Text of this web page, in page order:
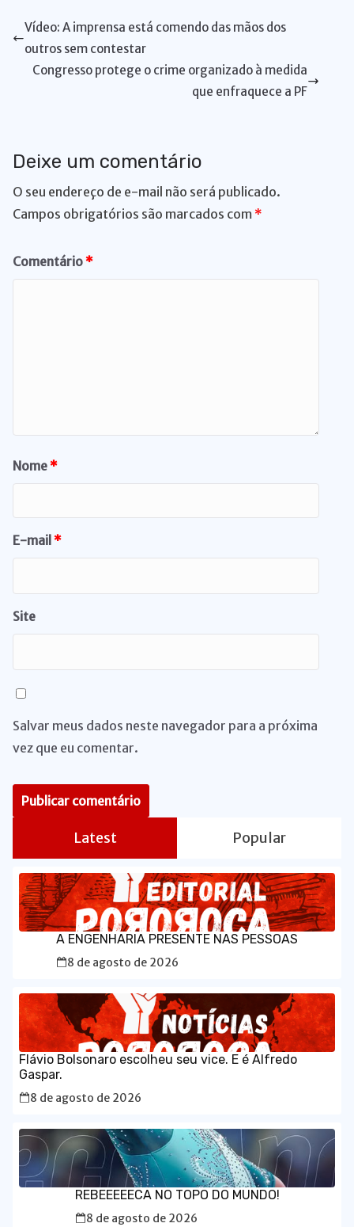
p
p
o
o
k
dI
n y
n
k
m
di
t
e
n
g
bl
r
t
l
l
Vídeo: A imprensa está comendo das mãos dos
outros sem contestar
Congresso protege o crime organizado à medida
que enfraquece a PF
Deixe um comentário
O seu endereço de e-mail não será publicado.
Campos obrigatórios são marcados com *
Comentário*
Nome*
E-mail *
Site
Salvar meus dados neste navegador para a próxima
vez que eu comentar.
Latest Popular
A ENGENHARIA PRESENTE NAS PESSOAS
8 de agosto de 2026
Flávio Bolsonaro escolheu seu vice. E é Alfredo
Gaspar.
8 de agosto de 2026
REBEEEEECA NO TOPO DO MUNDO!
8 de agosto de 2026